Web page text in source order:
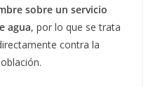
sobre un servicio
agua, por lo que se trata
contra la